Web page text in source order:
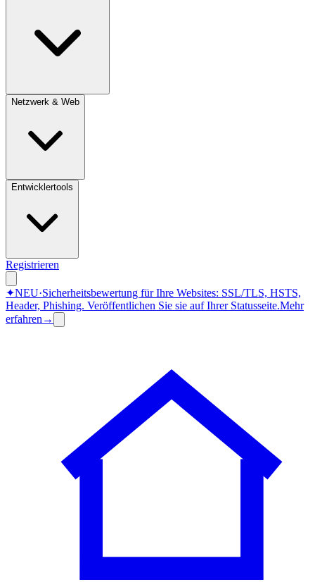
Netzwerk & Web
Entwicklertools
Registrieren
✦NEU·Sicherheitsbewertung für Ihre Websites: SSL/TLS, HSTS,
Header, Phishing. Veröffentlichen Sie sie auf Ihrer Statusseite.Mehr
erfahren →